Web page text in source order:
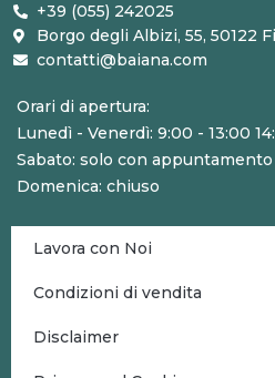
+39 (055) 242025
Borgo degli Albizi, 55, 50122
contatti@baiana.com
Orari di apertura:
Lunedì - Venerdì: 9:00 - 13:00
Sabato: solo con appuntamento
Domenica: chiuso
Lavora con Noi
Condizioni di vendita
Disclaimer